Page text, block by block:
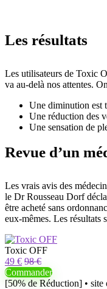
Les résultats
Les utilisateurs de Toxic
va au-delà nos attentes.
Une diminution est
Une réduction des
Une sensation de
Revue d’un
Les vrais avis des
le Dr Rousseau Dorf
être acheté sans
eux-mêmes. Les résultats
Toxic OFF
49 € 98 €
Commander
[50% de Réduction] • site